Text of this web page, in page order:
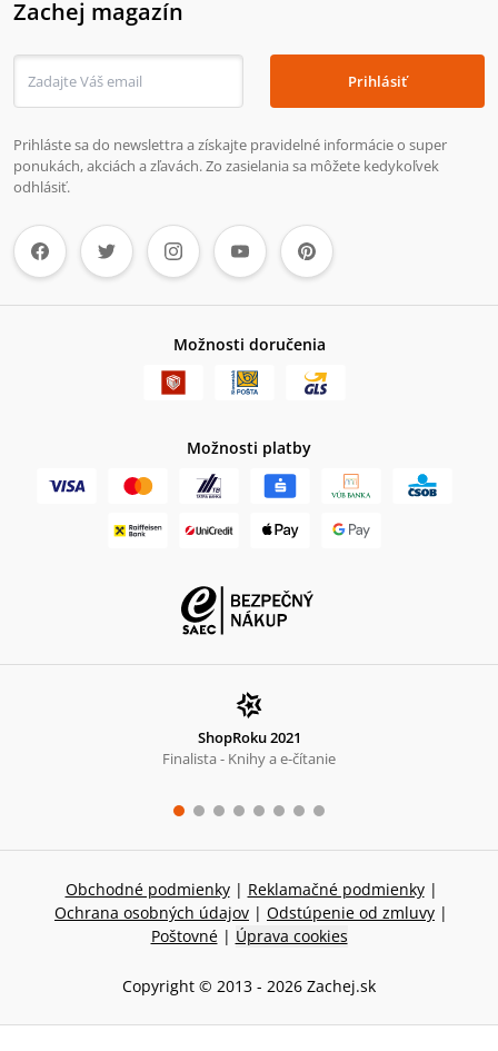
Zachej magazín
Prihlásiť
Prihláste sa do newslettra a získajte pravidelné informácie o super
ponukách, akciách a zľavách. Zo zasielania sa môžete kedykoľvek
odhlásiť.
Možnosti doručenia
Možnosti platby
ShopRoku 2021
Finalista - Knihy a e-čítanie
Obchodné podmienky | Reklamačné podmienky |
Ochrana osobných údajov | Odstúpenie od zmluvy |
Poštovné | Úprava cookies
Copyright © 2013 - 2026 Zachej.sk